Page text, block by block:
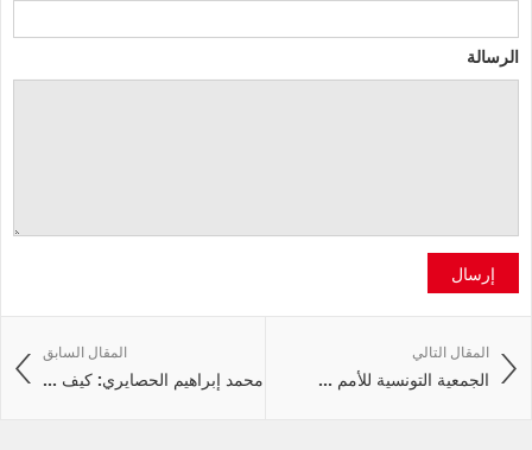
الرسالة
إرسال
المقال السابق
محمد إبراهيم الحصايري: كيف ...
المقال التالي
الجمعية التونسية للأمم ...